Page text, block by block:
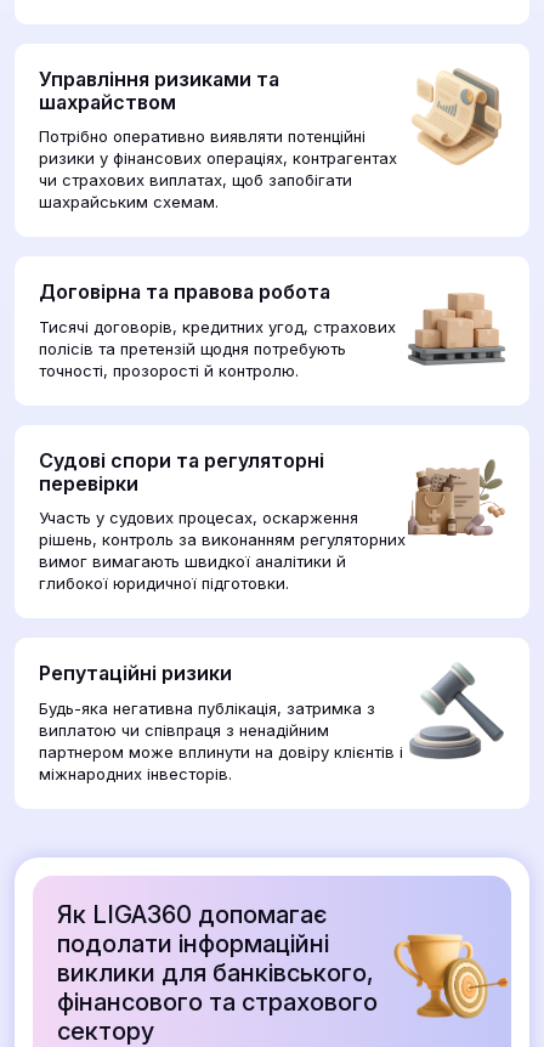
Управління ризиками та
шахрайством
Потрібно оперативно виявляти потенційні
ризики у фінансових операціях, контрагентах
чи страхових виплатах, щоб запобігати
шахрайським схемам.
Договірна та правова робота
Тисячі договорів, кредитних угод, страхових
полісів та претензій щодня потребують
точності, прозорості й контролю.
Судові спори та регуляторні
перевірки
Участь у судових процесах, оскарження
рішень, контроль за виконанням регуляторних
вимог вимагають швидкої аналітики й
глибокої юридичної підготовки.
Репутаційні ризики
Будь-яка негативна публікація, затримка з
виплатою чи співпраця з ненадійним
партнером може вплинути на довіру клієнтів і
міжнародних інвесторів.
Як LIGA360 допомагає
подолати інформаційні
виклики для банківського,
фінансового та страхового
сектору